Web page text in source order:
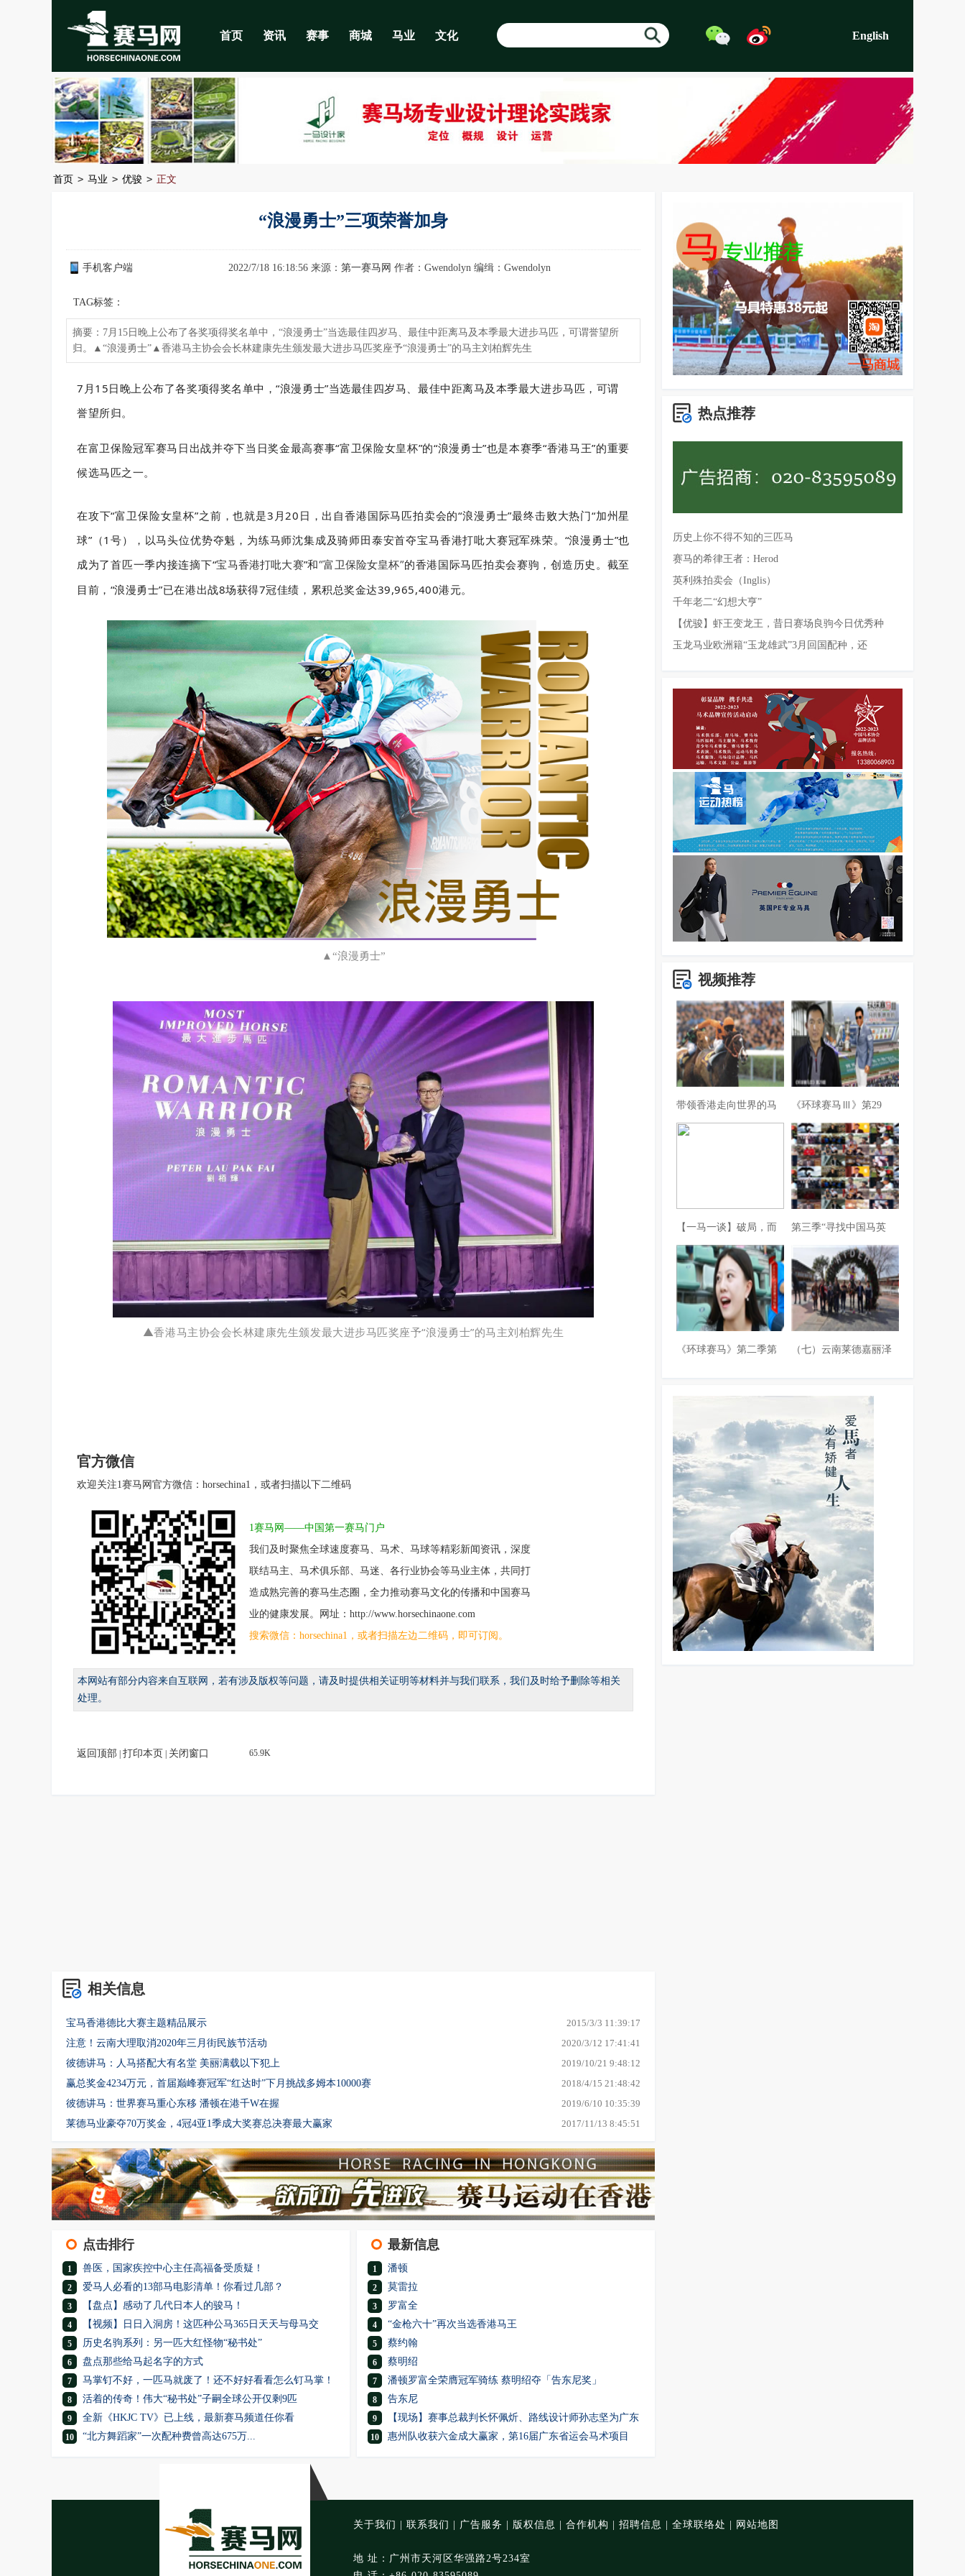
首页 资讯 赛事 商城 马业 文化 English
首页 > 马业 > 优骏 > 正文
热点推荐
历史上你不得不知的三匹马
赛马的希律王者：Herod
英利殊拍卖会（Inglis）
千年老二“幻想大亨”
【优骏】虾王变龙王，昔日赛场良驹今日优秀种
玉龙马业欧洲籍“玉龙雄武”3月回国配种，还
视频推荐
带领香港走向世界的马 《环球赛马Ⅲ》第29
【一马一谈】破局，而 第三季“寻找中国马英
《环球赛马》第二季第 （七）云南莱德嘉丽泽
“浪漫勇士”三项荣誉加身
手机客户端 2022/7/18 16:18:56 来源： 第一赛马网 作者：Gwendolyn 编缉：Gwendolyn
TAG标签：
摘要：7月15日晚上公布了各奖项得奖名单中，“浪漫勇士”当选最佳四岁马、最佳中距离马及本季最大进步马匹，可谓誉望所
归。▲“浪漫勇士”▲香港马主协会会长林建康先生颁发最大进步马匹奖座予“浪漫勇士”的马主刘柏辉先生
7月15日晚上公布了各奖项得奖名单中，“浪漫勇士”当选最佳四岁马、最佳中距离马及 本季最大进步马匹 ，可谓
誉望所归。
在富卫保险冠军赛马日出战并夺下当日奖金最高赛事“富卫保险女皇杯”的“浪漫勇士”也是本赛季“香港马王”的重要
候选马匹之一。
在攻下“富卫保险女皇杯”之前，也就是3月20日，出自香港国际马匹拍卖会的“浪漫勇士”最终击败大热门“加州星
球”（1号），以马头位优势夺魁，为练马师沈集成及骑师田泰安首夺宝马香港打吡大赛冠军殊荣。“浪漫勇士”也
成为了首匹一季内接连摘下“宝马香港打吡大赛”和“富卫保险女皇杯”的香港国际马匹拍卖会赛驹，创造历史。截至
目前，“浪漫勇士”已在港出战8场获得7冠佳绩，累积总奖金达39,965,400港元。
▲“浪漫勇士”
▲香港马主协会会长林建康先生颁发最大进步马匹奖座予“浪漫勇士”的马主刘柏辉先生
官方微信
欢迎关注1赛马网官方微信：horsechina1，或者扫描以下二维码
1赛马网——中国第一赛马门户
我们及时聚焦全球速度赛马、马术、马球等精彩新闻资讯，深度
联结马主、马术俱乐部、马迷、各行业协会等马业主体，共同打
造成熟完善的赛马生态圈，全力推动赛马文化的传播和中国赛马
业的健康发展。网址：http://www.horsechinaone.com
搜索微信：horsechina1，或者扫描左边二维码，即可订阅。
本网站有部分内容来自互联网，若有涉及版权等问题，请及时提供相关证明等材料并与我们联系，我们及时给予删除等相关
处理。
返回顶部 打印本页 关闭窗口 65.9K
相关信息
宝马香港德比大赛主题精品展示
2015/3/3 11:39:17
注意！云南大理取消2020年三月街民族节活动
2020/3/12 17:41:41
彼德讲马：人马搭配大有名堂 美丽满载以下犯上
2019/10/21 9:48:12
赢总奖金4234万元，首届巅峰赛冠军“红达时”下月挑战多姆本10000赛
2018/4/15 21:48:42
彼德讲马：世界赛马重心东移 潘顿在港千W在握
2019/6/10 10:35:39
莱德马业豪夺70万奖金，4冠4亚1季成大奖赛总决赛最大赢家
2017/11/13 8:45:51
点击排行
1 兽医，国家疾控中心主任高福备受质疑！
2 爱马人必看的13部马电影清单！你看过几部？
3 【盘点】感动了几代日本人的骏马！
4 【视频】日日入洞房！这匹种公马365日天天与母马交
5 历史名驹系列：另一匹大红怪物“秘书处”
6 盘点那些给马起名字的方式
7 马掌钉不好，一匹马就废了！还不好好看看怎么钉马掌！
8 活着的传奇！伟大“秘书处”子嗣全球公开仅剩9匹
9 全新《HKJC TV》已上线，最新赛马频道任你看
10 “北方舞蹈家”一次配种费曾高达675万...
最新信息
1 潘顿
2 莫雷拉
3 罗富全
4 “金枪六十”再次当选香港马王
5 蔡约翰
6 蔡明绍
7 潘顿罗富全荣膺冠军骑练 蔡明绍夺「告东尼奖」
8 告东尼
9 【现场】赛事总裁判长怀佩炘、路线设计师孙志坚为广东
10 惠州队收获六金成大赢家，第16届广东省运会马术项目
关于我们 联系我们 广告服务 版权信息 合作机构 招聘信息 全球联络处 网站地图
地 址：广州市天河区华强路2号234室